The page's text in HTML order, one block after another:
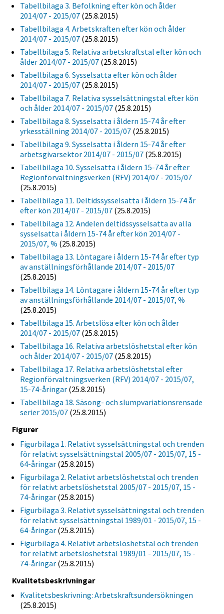
Tabellbilaga 3. Befolkning efter kön och ålder
2014/07 - 2015/07 (25.8.2015)
Tabellbilaga 4. Arbetskraften efter kön och ålder
2014/07 - 2015/07 (25.8.2015)
Tabellbilaga 5. Relativa arbetskraftstal efter kön och
ålder 2014/07 - 2015/07 (25.8.2015)
Tabellbilaga 6. Sysselsatta efter kön och ålder
2014/07 - 2015/07 (25.8.2015)
Tabellbilaga 7. Relativa sysselsättningstal efter kön
och ålder 2014/07 - 2015/07 (25.8.2015)
Tabellbilaga 8. Sysselsatta i åldern 15-74 år efter
yrkesställning 2014/07 - 2015/07 (25.8.2015)
Tabellbilaga 9. Sysselsatta i åldern 15-74 år efter
arbetsgivarsektor 2014/07 - 2015/07 (25.8.2015)
Tabellbilaga 10. Sysselsatta i åldern 15-74 år efter
Regionförvaltningsverken (RFV) 2014/07 - 2015/07
(25.8.2015)
Tabellbilaga 11. Deltidssysselsatta i åldern 15-74 år
efter kön 2014/07 - 2015/07 (25.8.2015)
Tabellbilaga 12. Andelen deltidssysselsatta av alla
sysselsatta i åldern 15-74 år efter kön 2014/07 -
2015/07, % (25.8.2015)
Tabellbilaga 13. Löntagare i åldern 15-74 år efter typ
av anställningsförhållande 2014/07 - 2015/07
(25.8.2015)
Tabellbilaga 14. Löntagare i åldern 15-74 år efter typ
av anställningsförhållande 2014/07 - 2015/07, %
(25.8.2015)
Tabellbilaga 15. Arbetslösa efter kön och ålder
2014/07 - 2015/07 (25.8.2015)
Tabellbilaga 16. Relativa arbetslöshetstal efter kön
och ålder 2014/07 - 2015/07 (25.8.2015)
Tabellbilaga 17. Relativa arbetslöshetstal efter
Regionförvaltningsverken (RFV) 2014/07 - 2015/07,
15-74-åringar (25.8.2015)
Tabellbilaga 18. Säsong- och slumpvariationsrensade
serier 2015/07 (25.8.2015)
Figurer
Figurbilaga 1. Relativt sysselsättningstal och trenden
för relativt sysselsättningstal 2005/07 - 2015/07, 15 -
64-åringar (25.8.2015)
Figurbilaga 2. Relativt arbetslöshetstal och trenden
för relativt arbetslöshetstal 2005/07 - 2015/07, 15 -
74-åringar (25.8.2015)
Figurbilaga 3. Relativt sysselsättningstal och trenden
för relativt sysselsättningstal 1989/01 - 2015/07, 15 -
64-åringar (25.8.2015)
Figurbilaga 4. Relativt arbetslöshetstal och trenden
för relativt arbetslöshetstal 1989/01 - 2015/07, 15 -
74-åringar (25.8.2015)
Kvalitetsbeskrivningar
Kvalitetsbeskrivning: Arbetskraftsundersökningen
(25.8.2015)